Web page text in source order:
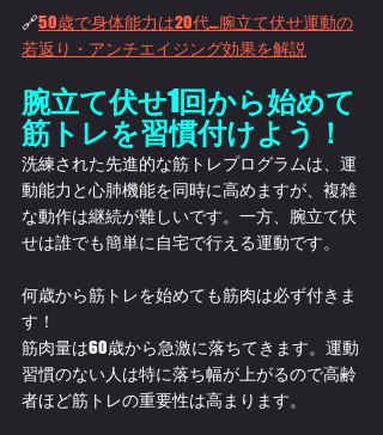
🔗50歳で身体能力は20代…腕立て伏せ運動の
若返り・アンチエイジング効果を解説
腕立て伏せ1回から始めて
筋トレを習慣付けよう！
洗練された先進的な筋トレプログラムは、運
動能力と心肺機能を同時に高めますが、複雑
な動作は継続が難しいです。一方、腕立て伏
せは誰でも簡単に自宅で行える運動です。
何歳から筋トレを始めても筋肉は必ず付きま
す！
筋肉量は60歳から急激に落ちてきます。運動
習慣のない人は特に落ち幅が上がるので高齢
者ほど筋トレの重要性は高まります。